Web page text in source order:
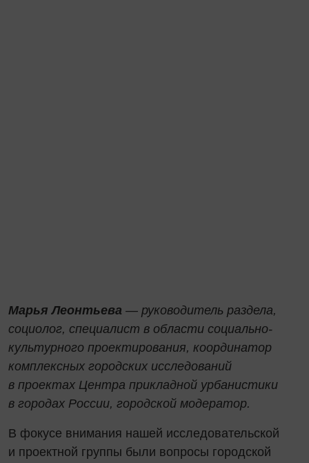
Марья Леонтьева — руководитель раздела,
социолог, специалист в области социально-
культурного проектирования, координатор
комплексных городских исследований
в проектах Центра прикладной урбанистики
в городах России, городской модератор.
В фокусе внимания нашей исследовательской
и проектной группы были вопросы городской